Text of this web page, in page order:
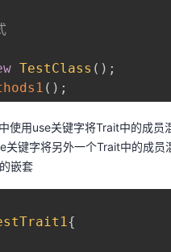
TestClass ( ) ;
( ) ;
使用use关键字将Trait中的成员
关键字将另外一个Trait中的成员
嵌套
{